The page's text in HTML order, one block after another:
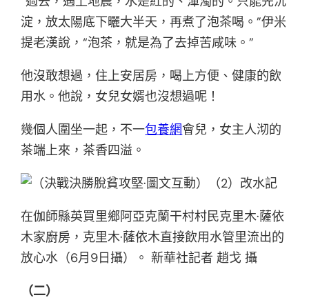
淀，放太陽底下曬大半天，再煮了泡茶喝。”伊米
提老漢說，“泡茶，就是為了去掉苦咸味。”
他沒敢想過，住上安居房，喝上方便、健康的飲
用水。他說，女兒女婿也沒想過呢！
幾個人圍坐一起，不一包養網會兒，女主人沏的
茶端上來，茶香四溢。
在伽師縣英買里鄉阿亞克蘭干村村民克里木·薩依
木家廚房，克里木·薩依木直接飲用水管里流出的
放心水（6月9日攝）。 新華社記者 趙戈 攝
（二）